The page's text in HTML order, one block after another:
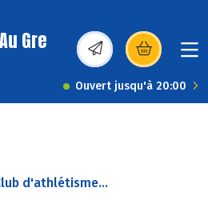
Gre
(s’ouvre dans une
Ouvert jusqu'à 20:00
d'athlétisme...